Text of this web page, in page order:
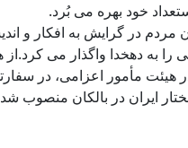
خود بهره می بُرد.
مردم در گرایش به افکار و
دهخدا واگذار می
مأمور اعزامی، در
غفاری( که به سِمَت وزیر مختار ایران